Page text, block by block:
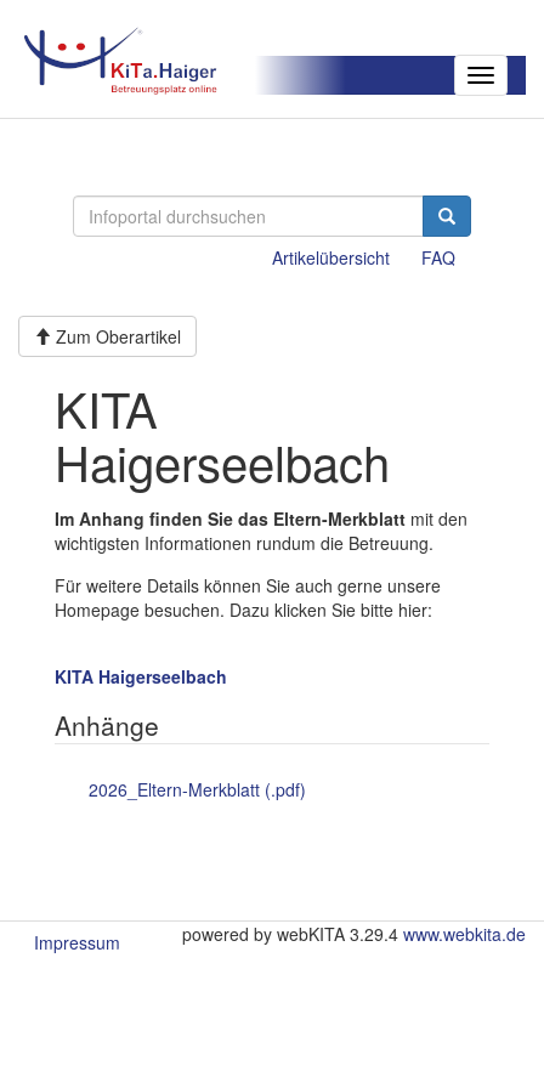
Toggle
FAQ
Artikelübersicht
Zum Oberartikel
KITA
Haigerseelbach
Im Anhang finden Sie das Eltern-Merkblatt mit den
wichtigsten Informationen rundum die Betreuung.
Für weitere Details können Sie auch gerne unsere
Homepage besuchen. Dazu klicken Sie bitte hier:
KITA Haigerseelbach
Anhänge
2026_Eltern-Merkblatt (.pdf)
Impressum powered by webKITA 3.29.4 www.webkita.de